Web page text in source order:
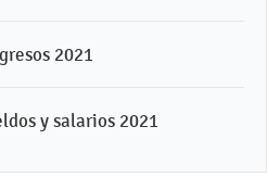
2021
y salarios 2021